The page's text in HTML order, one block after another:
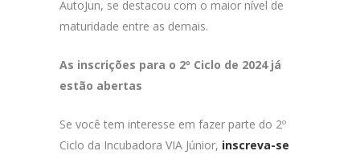
AutoJun, se destacou com o maior nível de
maturidade entre as demais.
As inscrições para o 2º Ciclo de 2024 já
estão abertas
Se você tem interesse em fazer parte do 2º
Ciclo da Incubadora VIA Júnior, inscreva-se